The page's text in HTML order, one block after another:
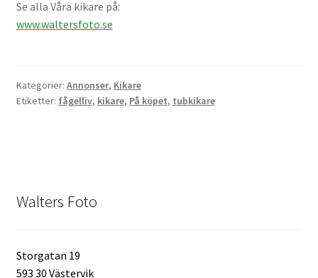
Bildtjänster
Julkort
Se alla Våra kikare på:
www.waltersfoto.se
Kategorier: Annonser, Kikare
Etiketter: fågelliv, kikare, På köpet, tubkikare
Walters Foto
Storgatan 19
593 30 Västervik